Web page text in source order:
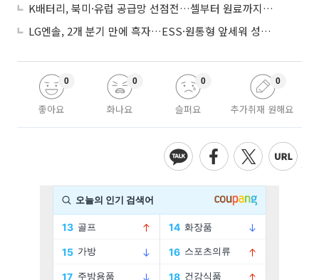
K배터리, 북미·유럽 공급망 선점전…셀부터 원료까지 현지화
LG엔솔, 2개 분기 만에 흑자…ESS·원통형 앞세워 성장 가속
좋아요
0
화나요
0
슬퍼요
0
추가취재 원해요
0